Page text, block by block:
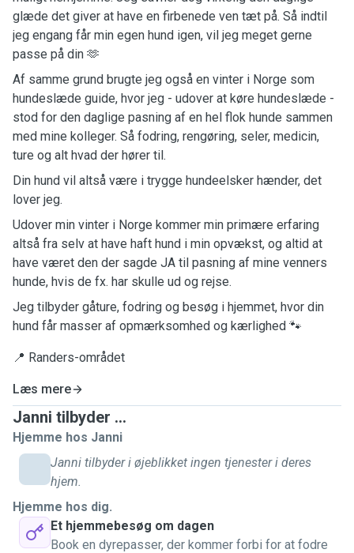
glæde det giver at have en firbenede ven tæt på. Så indtil
jeg engang får min egen hund igen, vil jeg meget gerne
passe på din 🫶
Af samme grund brugte jeg også en vinter i Norge som
hundeslæde guide, hvor jeg - udover at køre hundeslæde -
stod for den daglige pasning af en hel flok hunde sammen
med mine kolleger. Så fodring, rengøring, seler, medicin,
ture og alt hvad der hører til.
Din hund vil altså være i trygge hundeelsker hænder, det
lover jeg.
Udover min vinter i Norge kommer min primære erfaring
altså fra selv at have haft hund i min opvækst, og altid at
have været den der sagde JA til pasning af mine venners
hunde, hvis de fx. har skulle ud og rejse.
Jeg tilbyder gåture, fodring og besøg i hjemmet, hvor din
hund får masser af opmærksomhed og kærlighed 🐾
📍 Randers-området
Læs mere
Janni tilbyder ...
Hjemme hos Janni
Janni tilbyder i øjeblikket ingen tjenester i deres
hjem.
Hjemme hos dig.
Et hjemmebesøg om dagen
Book en dyrepasser, der kommer forbi for at fodre